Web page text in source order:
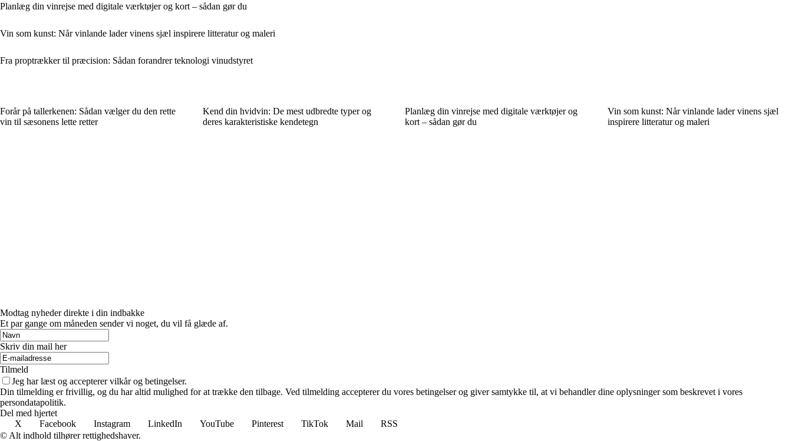
Planlæg din vinrejse med digitale værktøjer og kort – sådan gør du
Vin som kunst: Når vinlande lader vinens sjæl inspirere litteratur og maleri
Fra proptrækker til præcision: Sådan forandrer teknologi vinudstyret
Forår på tallerkenen: Sådan vælger du den rette
vin til sæsonens lette retter
Kend din hvidvin: De mest udbredte typer og
deres karakteristiske kendetegn
Planlæg din vinrejse med digitale værktøjer og
kort – sådan gør du
Vin som kunst: Når vinlande lader vinens sjæl
inspirere litteratur og maleri
Modtag nyheder direkte i din indbakke
Et par gange om måneden sender vi noget, du vil få glæde af.
Skriv din mail her
Tilmeld
Jeg har læst og accepterer vilkår og betingelser.
Din tilmelding er frivillig, og du har altid mulighed for at trække den tilbage. Ved tilmelding accepterer du vores betingelser og giver samtykke til, at vi behandler dine oplysninger som beskrevet i vores
persondatapolitik.
Del med hjertet
X
Facebook Instagram LinkedIn YouTube Pinterest TikTok Mail
RSS
© Alt indhold tilhører rettighedshaver.